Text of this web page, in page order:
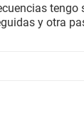
tengo
y otra